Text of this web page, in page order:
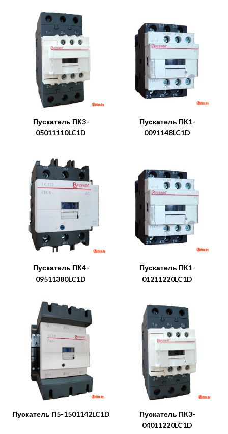
Пускатель ПК3-
05011110LC1D
Пускатель ПК1-
0091148LC1D
Пускатель ПК4-
09511380LC1D
Пускатель ПК1-
01211220LC1D
Пускатель П5-1501142LC1D
Пускатель ПК3-
04011220LC1D